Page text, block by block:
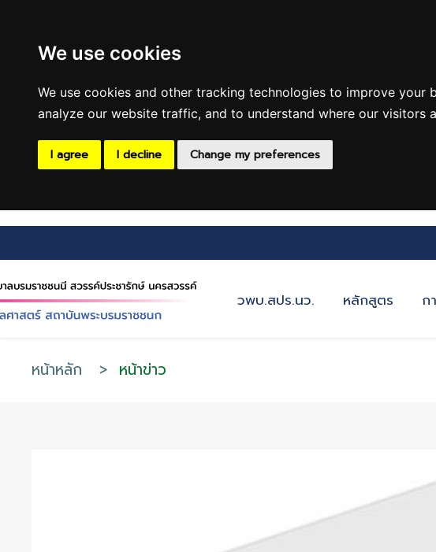
We use cookies
We use cookies and other tracking technologies to improve
analyze our website traffic, and to understand where our visitors
I agree I decline Change my preferences
วพบ.สปร.นว. หลักสูตร ก
หน้าหลัก > หน้าข่าว